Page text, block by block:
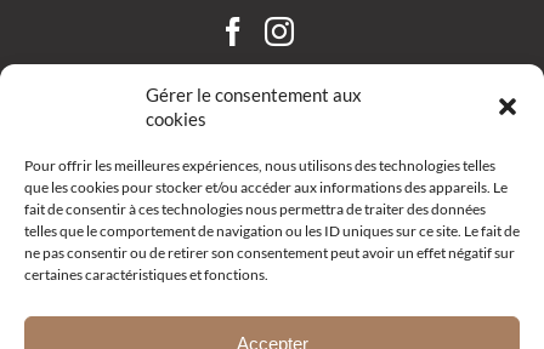
Gérer le consentement aux
cookies
Pour offrir les meilleures expériences, nous utilisons des technologies telles
que les cookies pour stocker et/ou accéder aux informations des appareils. Le
fait de consentir à ces technologies nous permettra de traiter des données
telles que le comportement de navigation ou les ID uniques sur ce site. Le fait de
ne pas consentir ou de retirer son consentement peut avoir un effet négatif sur
certaines caractéristiques et fonctions.
Accepter
13111 Coudoux
+33 (0)4 42 52 10 68